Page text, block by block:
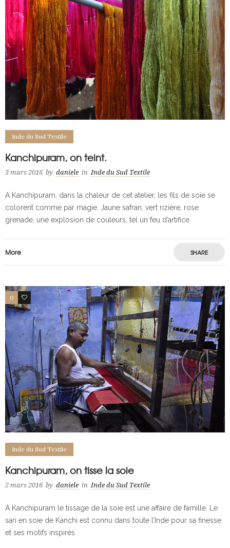
Inde du Sud Textile
Kanchipuram, on teint.
3 mars 2016 by daniele in Inde du Sud Textile
A Kanchipuram, dans la chaleur de cet atelier, les fils de soie se
colorent comme par magie. Jaune safran, vert rizière, rose
grenade, une explosion de couleurs, tel un feu d’artifice
More SHARE
0 0
Inde du Sud Textile
Kanchipuram, on tisse la soie
2 mars 2016 by daniele in Inde du Sud Textile
A Kanchipuram le tissage de la soie est une affaire de famille. Le
sari en soie de Kanchi est connu dans toute l’Inde pour sa finesse
et ses motifs inspirés